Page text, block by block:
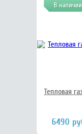
В наличии
Тепловая
6490